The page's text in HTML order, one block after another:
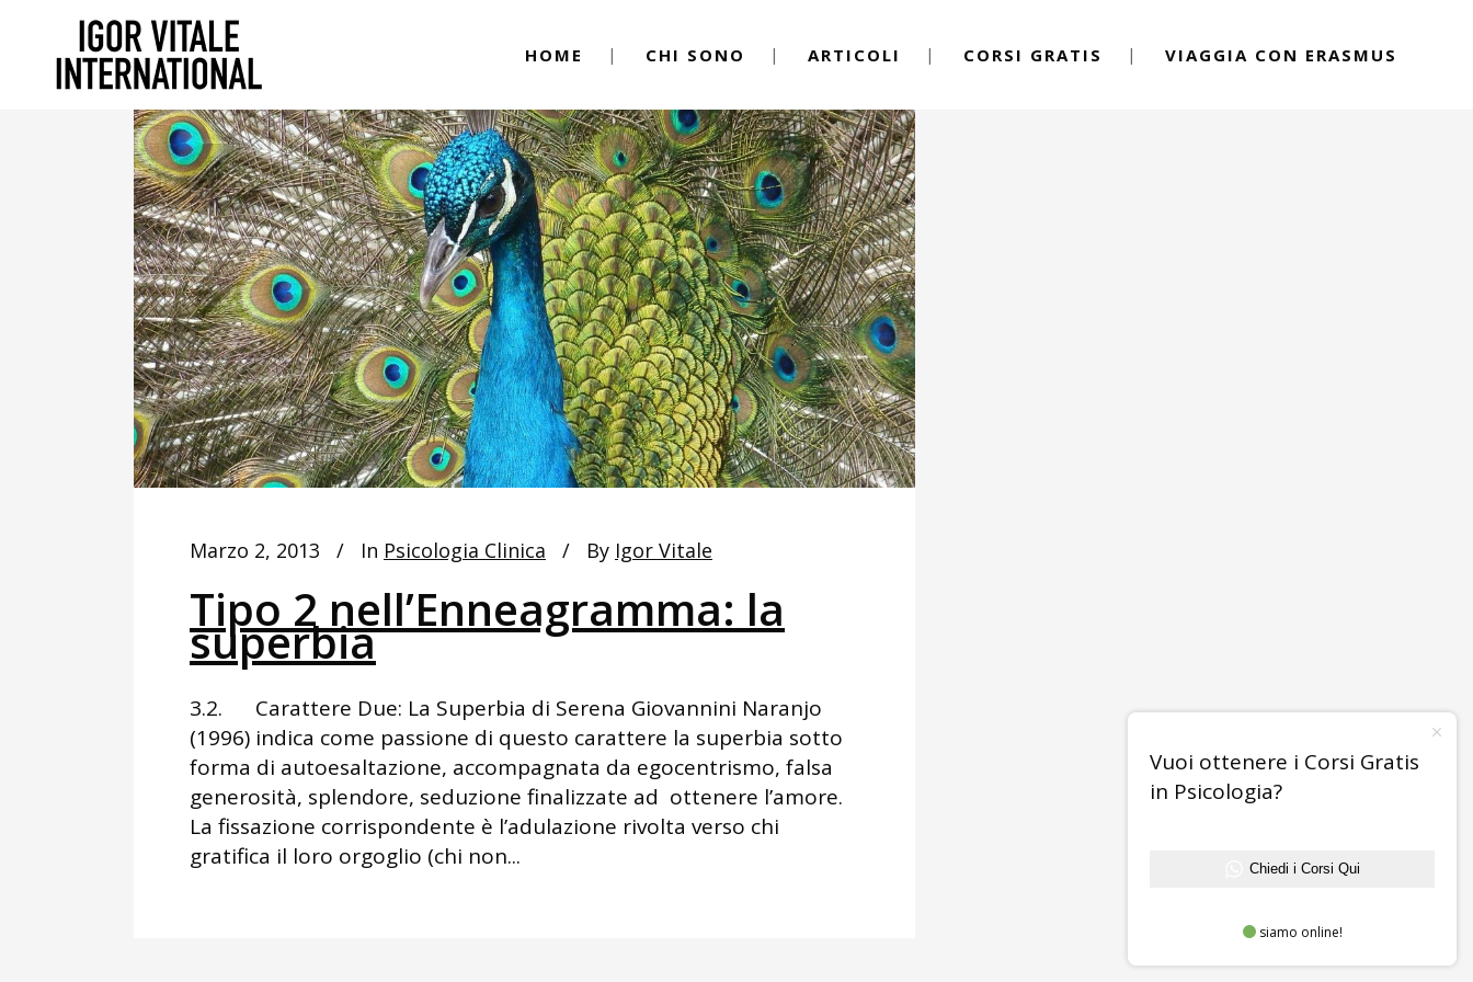
HOME CHI SONO ARTICOLI CORSI GRATIS VIAGGIA CON ERASMUS
Marzo 2, 2013 In Psicologia Clinica By Igor Vitale
Tipo 2 nell’Enneagramma: la
superbia
3.2. Carattere Due: La Superbia di Serena Giovannini Naranjo
(1996) indica come passione di questo carattere la superbia sotto
forma di autoesaltazione, accompagnata da egocentrismo, falsa
generosità, splendore, seduzione finalizzate ad ottenere l’amore.
La fissazione corrispondente è l’adulazione rivolta verso chi
gratifica il loro orgoglio (chi non...
Vuoi ottenere i Corsi Gratis
in Psicologia?
Chiedi i Corsi Qui
siamo online!